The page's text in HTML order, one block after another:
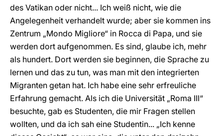
des Vatikan oder nicht... Ich weiß nicht, wie die
Angelegenheit verhandelt wurde; aber sie kommen ins
Zentrum „Mondo Migliore“ in Rocca di Papa, und sie
werden dort aufgenommen. Es sind, glaube ich, mehr
als hundert. Dort werden sie beginnen, die Sprache zu
lernen und das zu tun, was man mit den integrierten
Migranten getan hat. Ich habe eine sehr erfreuliche
Erfahrung gemacht. Als ich die Universität „Roma III“
besuchte, gab es Studenten, die mir Fragen stellen
wollten, und da ich sah eine Studentin... „Ich kenne